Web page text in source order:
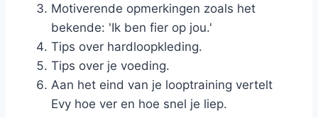
Motiverende opmerkingen zoals het
bekende: 'Ik ben fier op jou.'
Tips over hardloopkleding.
Tips over je voeding.
Aan het eind van je looptraining vertelt
Evy hoe ver en hoe snel je liep.